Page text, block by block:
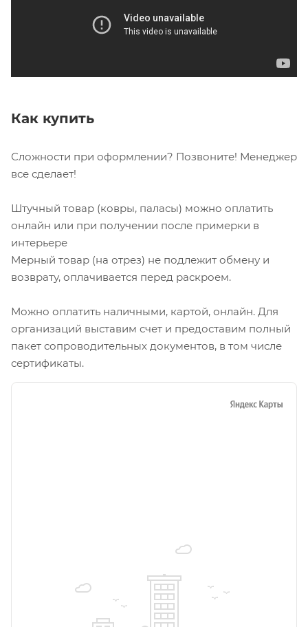
Как купить
Сложности при оформлении? Позвоните! Менеджер
все сделает!
Штучный товар (ковры, паласы) можно оплатить
онлайн или при получении после примерки в
интерьере
Мерный товар (на отрез) не подлежит обмену и
возврату, оплачивается перед раскроем.
Можно оплатить наличными, картой, онлайн. Для
организаций выставим счет и предоставим полный
пакет сопроводительных документов, в том числе
сертификаты.